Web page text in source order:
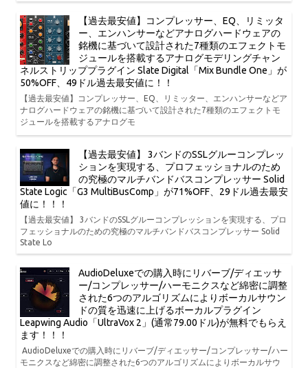
【過去最安値】コンプレッサー、EQ、リミッタ
ー、エンハンサーなどアナログハードウェアの
銘機に基づいて設計された7種類のエフェクトモ
ジュールを搭載するアナログモデリングチャン
ネルストリッププラグイン Slate Digital「Mix Bundle One」が
50%OFF、49ドル過去最安値に！！
【過去最安値】コンプレッサー、EQ、リミッター、エンハンサーなどア
ナログハードウェアの銘機に基づいて設計された7種類のエフェクトモ
ジュールを搭載するアナログモ
【過去最安値】 3バンドのSSLグルーコンプレッ
ションを実現する、プロフェッショナルのため
の究極のマルチバンドバスコンプレッサー Solid
State Logic「G3 MultiBusComp」が71%OFF、29ドル過去最安
値に！！！
【過去最安値】 3バンドのSSLグルーコンプレッションを実現する、プロ
フェッショナルのための究極のマルチバンドバスコンプレッサー Solid
State Lo
AudioDeluxeでの購入時にリバーブ/ディエッサ
ー/コンプレッサー/ハーモニクスなど綿密に調整
された6つのアルゴリズムによりボーカルサウン
ドの質を迅速に上げるボーカルプラグイン
Leapwing Audio「UltraVox 2」(通常79.00ドル)が無料でもらえ
ます！！！
AudioDeluxeでの購入時にリバーブ/ディエッサー/コンプレッサー/ハー
モニクスなど綿密に調整された6つのアルゴリズムによりボーカルサウ